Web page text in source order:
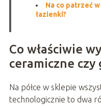
Na co patrzeć
łazienki?
Co właściwie
ceramiczne czy
Na półce w sklepie
technologicznie to dwa